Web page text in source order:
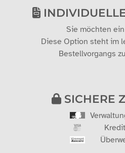
Sie möchten
Diese Option steht im
Bestellvorgangs
SICHERE